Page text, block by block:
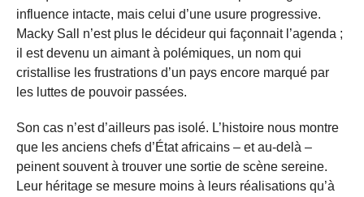
influence intacte, mais celui d’une usure progressive.
Macky Sall n’est plus le décideur qui façonnait l’agenda ;
il est devenu un aimant à polémiques, un nom qui
cristallise les frustrations d’un pays encore marqué par
les luttes de pouvoir passées.
Son cas n’est d’ailleurs pas isolé. L’histoire nous montre
que les anciens chefs d’État africains – et au-delà –
peinent souvent à trouver une sortie de scène sereine.
Leur héritage se mesure moins à leurs réalisations qu’à